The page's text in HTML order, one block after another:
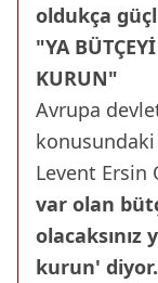
oldukça
"YA
KURUN"
Avrupa
konusundaki
Levent Ersin
var olan
kurun'